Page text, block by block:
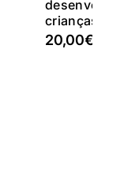
crianças e
20,00€